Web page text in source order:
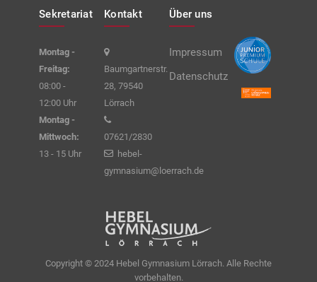
Sekretariat
Montag -
Freitag:
08:00 -
12:00 Uhr
Montag -
Mittwoch:
13 - 15 Uhr
Kontakt
Baumgartnerstr.
28, 79540
Lörrach
07621/2830
hebel-
gymnasium@loerrach.de
Über uns
Impressum
Datenschutz
Copyright © 2024 Hebel Gymnasium Lörrach. Alle Rechte
vorbehalten.